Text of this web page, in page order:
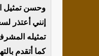
وحسن تمثيل
إنني أعتذر
تمثيله
كما أتقدم